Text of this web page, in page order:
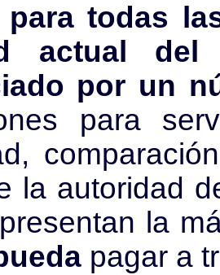
para todas
actual
por un
para
autoridad de
alta cantidad de dólares que
pagar a